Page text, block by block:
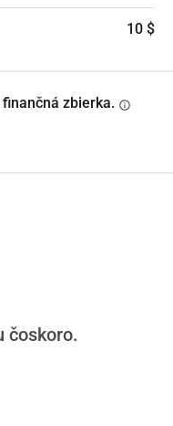
10 $
zbierka. info
čoskoro.